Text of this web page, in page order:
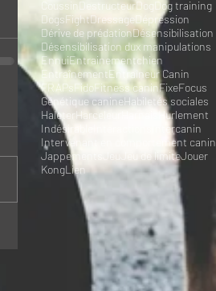
Coussin DestructeurDog
Dog training
DogsFightDressageDépression
Dérive de prédationDésensibilisation
Désensibilisation dux manipulations
EnnuiEntrainementchien
EntraînementEntraîneur Canin
FRAPs Fido Fitness caninFixeFocus
Génétique canineHabiletés sociales
HaleterHarceleur
Hurlement
Indésirable
Intercanin
Intervenant en comportement canin
Jappements
Jeu de limiteJouer
KongLien